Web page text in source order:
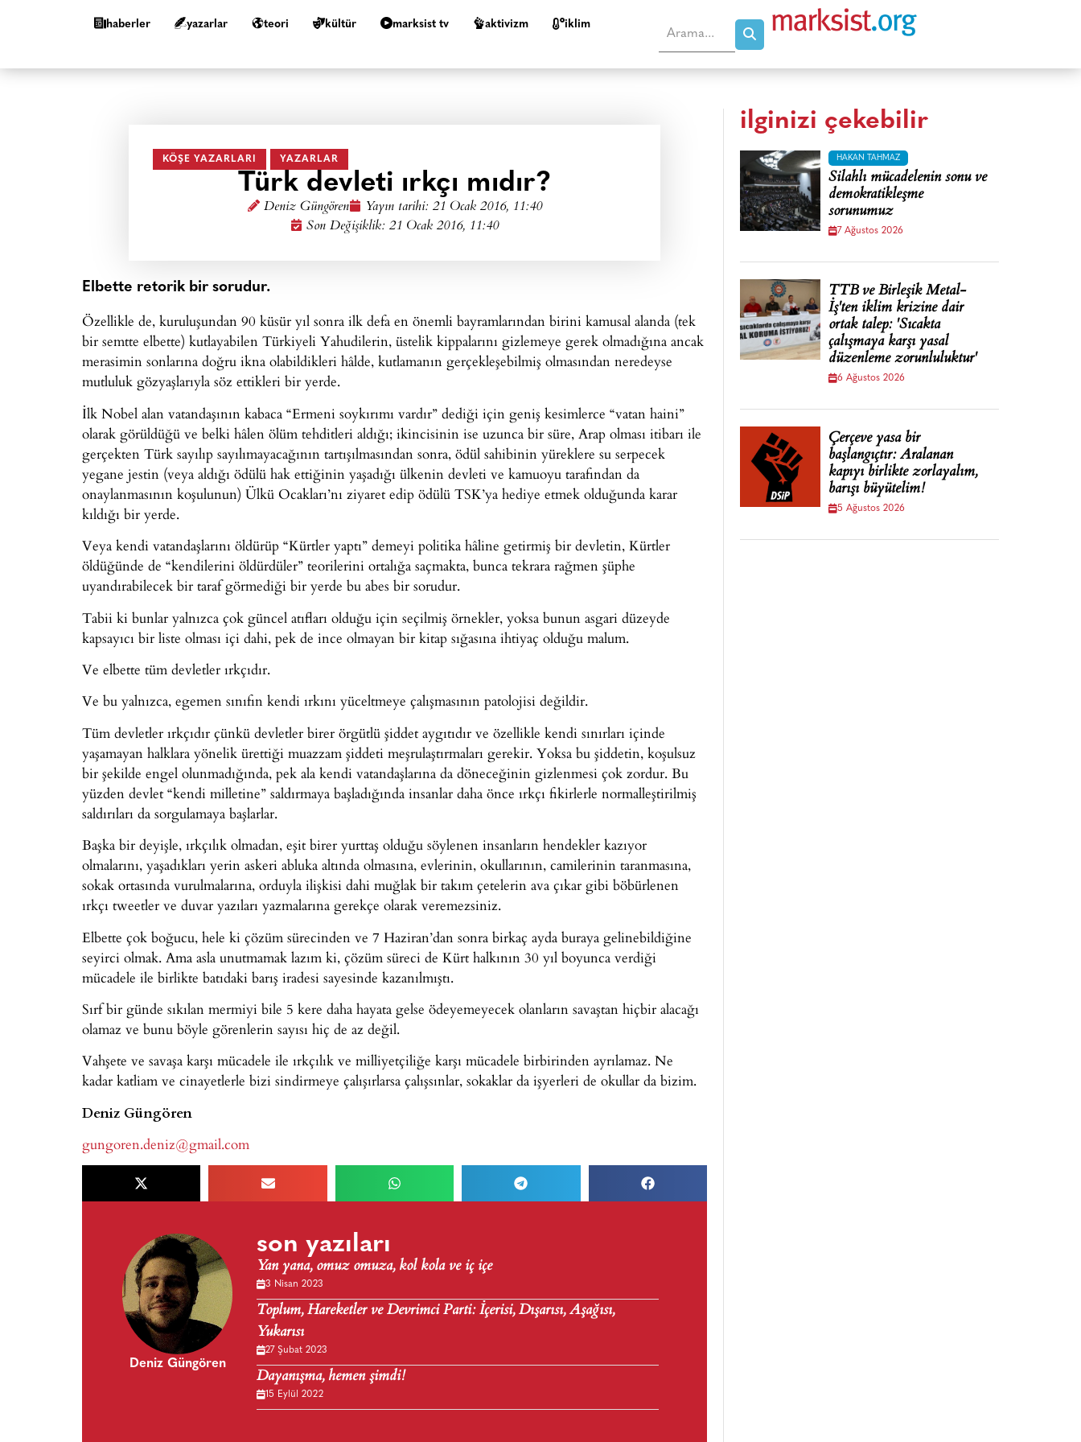
haberler yazarlar teori kültür marksist tv aktivizm i̇klim
KÖŞE YAZARLARI YAZARLAR
Türk devleti ırkçı mıdır?
Deniz Güngören Yayın tarihi: 21 Ocak 2016, 11:40
Son Değişiklik: 21 Ocak 2016, 11:40
Elbette retorik bir sorudur.
Özellikle de, kuruluşundan 90 küsür yıl sonra ilk defa en önemli bayramlarından birini kamusal alanda (tek
bir semtte elbette) kutlayabilen Türkiyeli Yahudilerin, üstelik kippalarını gizlemeye gerek olmadığına ancak
merasimin sonlarına doğru ikna olabildikleri hâlde, kutlamanın gerçekleşebilmiş olmasından neredeyse
mutluluk gözyaşlarıyla söz ettikleri bir yerde.
İlk Nobel alan vatandaşının kabaca “Ermeni soykırımı vardır” dediği için geniş kesimlerce “vatan haini”
olarak görüldüğü ve belki hâlen ölüm tehditleri aldığı; ikincisinin ise uzunca bir süre, Arap olması itibarı ile
gerçekten Türk sayılıp sayılımayacağının tartışılmasından sonra, ödül sahibinin yüreklere su serpecek
yegane jestin (veya aldığı ödülü hak ettiğinin yaşadığı ülkenin devleti ve kamuoyu tarafından da
onaylanmasının koşulunun) Ülkü Ocakları’nı ziyaret edip ödülü TSK’ya hediye etmek olduğunda karar
kıldığı bir yerde.
Veya kendi vatandaşlarını öldürüp “Kürtler yaptı” demeyi politika hâline getirmiş bir devletin, Kürtler
öldüğünde de “kendilerini öldürdüler” teorilerini ortalığa saçmakta, bunca tekrara rağmen şüphe
uyandırabilecek bir taraf görmediği bir yerde bu abes bir sorudur.
Tabii ki bunlar yalnızca çok güncel atıfları olduğu için seçilmiş örnekler, yoksa bunun asgari düzeyde
kapsayıcı bir liste olması içi dahi, pek de ince olmayan bir kitap sığasına ihtiyaç olduğu malum.
Ve elbette tüm devletler ırkçıdır.
Ve bu yalnızca, egemen sınıfın kendi ırkını yüceltmeye çalışmasının patolojisi değildir.
Tüm devletler ırkçıdır çünkü devletler birer örgütlü şiddet aygıtıdır ve özellikle kendi sınırları içinde
yaşamayan halklara yönelik ürettiği muazzam şiddeti meşrulaştırmaları gerekir. Yoksa bu şiddetin, koşulsuz
bir şekilde engel olunmadığında, pek ala kendi vatandaşlarına da döneceğinin gizlenmesi çok zordur. Bu
yüzden devlet “kendi milletine” saldırmaya başladığında insanlar daha önce ırkçı fikirlerle normalleştirilmiş
saldırıları da sorgulamaya başlarlar.
Başka bir deyişle, ırkçılık olmadan, eşit birer yurttaş olduğu söylenen insanların hendekler kazıyor
olmalarını, yaşadıkları yerin askeri abluka altında olmasına, evlerinin, okullarının, camilerinin taranmasına,
sokak ortasında vurulmalarına, orduyla ilişkisi dahi muğlak bir takım çetelerin ava çıkar gibi böbürlenen
ırkçı tweetler ve duvar yazıları yazmalarına gerekçe olarak veremezsiniz.
Elbette çok boğucu, hele ki çözüm sürecinden ve 7 Haziran’dan sonra birkaç ayda buraya gelinebildiğine
seyirci olmak. Ama asla unutmamak lazım ki, çözüm süreci de Kürt halkının 30 yıl boyunca verdiği
mücadele ile birlikte batıdaki barış iradesi sayesinde kazanılmıştı.
Sırf bir günde sıkılan mermiyi bile 5 kere daha hayata gelse ödeyemeyecek olanların savaştan hiçbir alacağı
olamaz ve bunu böyle görenlerin sayısı hiç de az değil.
Vahşete ve savaşa karşı mücadele ile ırkçılık ve milliyetçiliğe karşı mücadele birbirinden ayrılamaz. Ne
kadar katliam ve cinayetlerle bizi sindirmeye çalışırlarsa çalışsınlar, sokaklar da işyerleri de okullar da bizim.
Deniz Güngören
gungoren.deniz@gmail.com
Deniz Güngören
son yazıları
Yan yana, omuz omuza, kol kola ve iç içe
3 Nisan 2023
Toplum, Hareketler ve Devrimci Parti: İçerisi, Dışarısı, Aşağısı,
Yukarısı
27 Şubat 2023
Dayanışma, hemen şimdi!
15 Eylül 2022
ilginizi çekebilir
HAKAN TAHMAZ
Silahlı mücadelenin sonu ve
demokratikleşme
sorunumuz
7 Ağustos 2026
TTB ve Birleşik Metal-
İş'ten iklim krizine dair
ortak talep: 'Sıcakta
çalışmaya karşı yasal
düzenleme zorunluluktur'
6 Ağustos 2026
Çerçeve yasa bir
başlangıçtır: Aralanan
kapıyı birlikte zorlayalım,
barışı büyütelim!
5 Ağustos 2026